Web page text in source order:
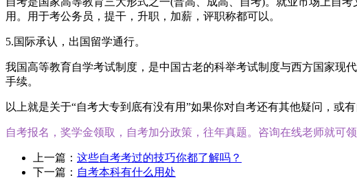
用。用于考公务员，提干，升职，加薪，评职称都可以。
5.国际承认，出国留学通行。
我国高等教育自学考试制度，是中国古老的科举考试制度与西方国家现
手续。
以上就是关于“自考大专到底有没有用”如果你对自考还有其他疑问，或
自考报名，奖学金领取，自考加分政策，往年真题。咨询在线老师就可
上一篇： 这些自考考过的技巧你都了解吗？
下一篇： 自考本科有什么用处